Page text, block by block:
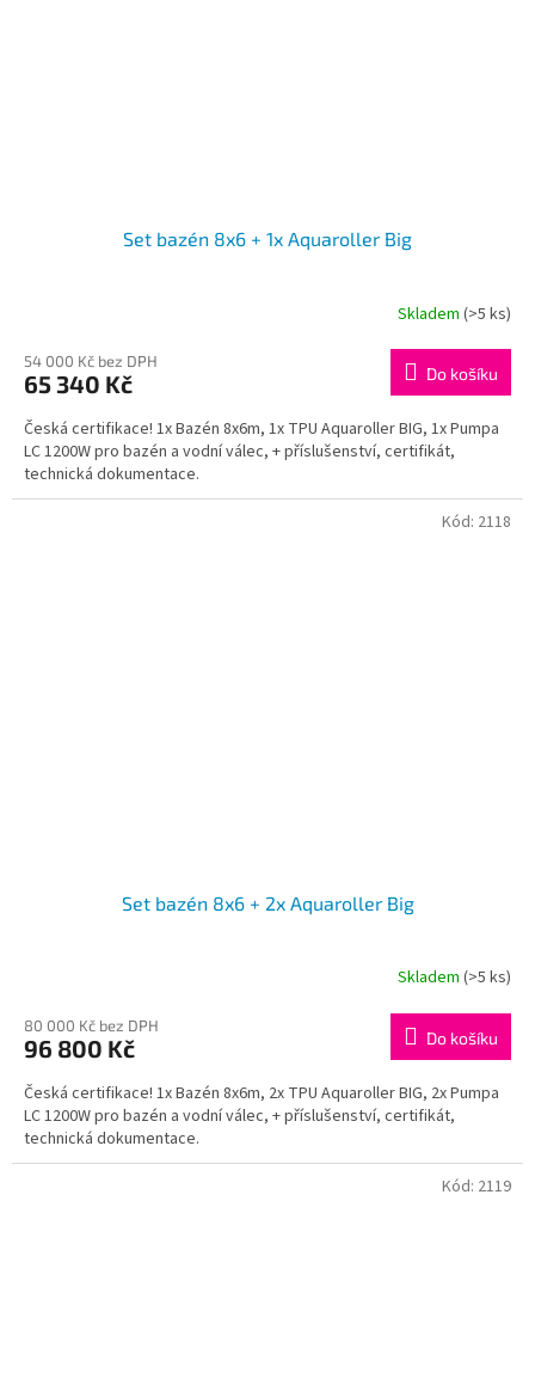
Set bazén 8x6 + 1x Aquaroller Big
Skladem (>5 ks)
54 000 Kč bez DPH
65 340 Kč Do košíku
Česká certifikace! 1x Bazén 8x6m, 1x TPU Aquaroller BIG, 1x Pumpa
LC 1200W pro bazén a vodní válec, + příslušenství, certifikát,
technická dokumentace.
Set bazén 8x6 + 2x Aquaroller Big
Skladem (>5 ks)
80 000 Kč bez DPH
96 800 Kč Do košíku
Česká certifikace! 1x Bazén 8x6m, 2x TPU Aquaroller BIG, 2x Pumpa
LC 1200W pro bazén a vodní válec, + příslušenství, certifikát,
technická dokumentace.
Kód: 2118
Kód: 2119